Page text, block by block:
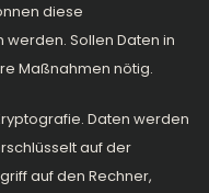
diese
Sollen Daten in
Maßnahmen nötig.
Daten werden
auf der
auf den Rechner,